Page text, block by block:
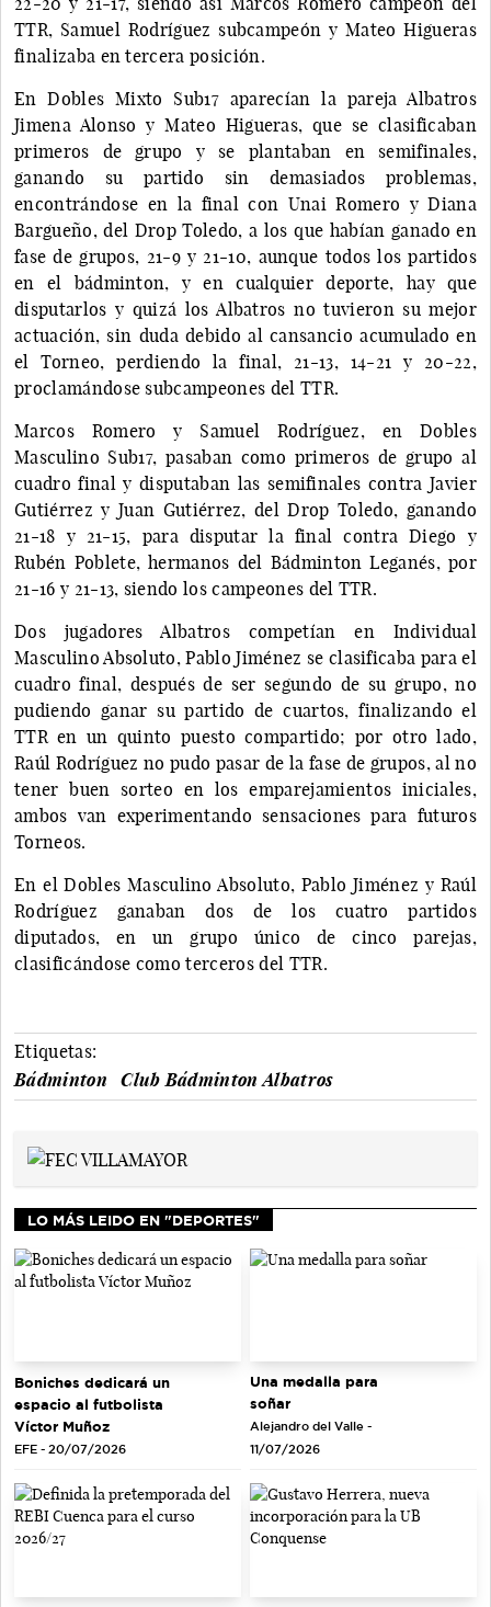
TTR, Samuel Rodríguez subcampeón y Mateo Higueras
finalizaba en tercera posición.
En Dobles Mixto Sub17 aparecían la pareja Albatros
Jimena Alonso y Mateo Higueras, que se clasificaban
primeros de grupo y se plantaban en semifinales,
ganando su partido sin demasiados problemas,
encontrándose en la final con Unai Romero y Diana
Bargueño, del Drop Toledo, a los que habían ganado en
fase de grupos, 21-9 y 21-10, aunque todos los partidos
en el bádminton, y en cualquier deporte, hay que
disputarlos y quizá los Albatros no tuvieron su mejor
actuación, sin duda debido al cansancio acumulado en
el Torneo, perdiendo la final, 21-13, 14-21 y 20-22,
proclamándose subcampeones del TTR.
Marcos Romero y Samuel Rodríguez, en Dobles
Masculino Sub17, pasaban como primeros de grupo al
cuadro final y disputaban las semifinales contra Javier
Gutiérrez y Juan Gutiérrez, del Drop Toledo, ganando
21-18 y 21-15, para disputar la final contra Diego y
Rubén Poblete, hermanos del Bádminton Leganés, por
21-16 y 21-13, siendo los campeones del TTR.
Dos jugadores Albatros competían en Individual
Masculino Absoluto, Pablo Jiménez se clasificaba para el
cuadro final, después de ser segundo de su grupo, no
pudiendo ganar su partido de cuartos, finalizando el
TTR en un quinto puesto compartido; por otro lado,
Raúl Rodríguez no pudo pasar de la fase de grupos, al no
tener buen sorteo en los emparejamientos iniciales,
ambos van experimentando sensaciones para futuros
Torneos.
En el Dobles Masculino Absoluto, Pablo Jiménez y Raúl
Rodríguez ganaban dos de los cuatro partidos
diputados, en un grupo único de cinco parejas,
clasificándose como terceros del TTR.
Etiquetas:
Bádminton
Club Bádminton Albatros
LO MÁS LEIDO EN "DEPORTES"
Boniches dedicará un
espacio al futbolista
Víctor Muñoz
EFE - 20/07/2026
Una medalla para
soñar
Alejandro del Valle -
11/07/2026